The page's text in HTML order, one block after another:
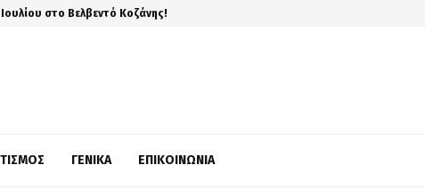
στο Βελβεντό Κοζάνης!
ΓΕΝΙΚΆ ΕΠΙΚΟΙΝΩΝΊΑ